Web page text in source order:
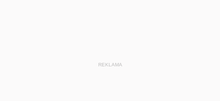
REKLAMA